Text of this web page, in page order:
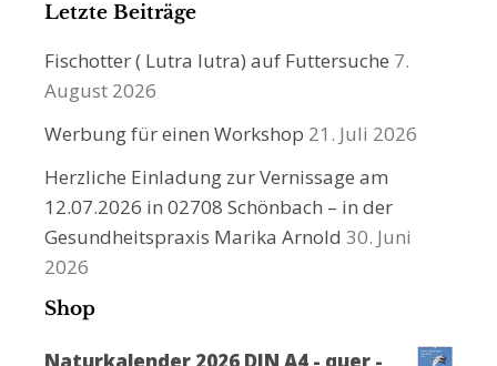
Letzte Beiträge
Fischotter ( Lutra lutra) auf Futtersuche 7.
August 2026
Werbung für einen Workshop 21. Juli 2026
Herzliche Einladung zur Vernissage am
12.07.2026 in 02708 Schönbach – in der
Gesundheitspraxis Marika Arnold 30. Juni
2026
Shop